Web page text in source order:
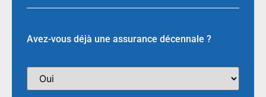
Avez-vous déjà une assurance décennale ?